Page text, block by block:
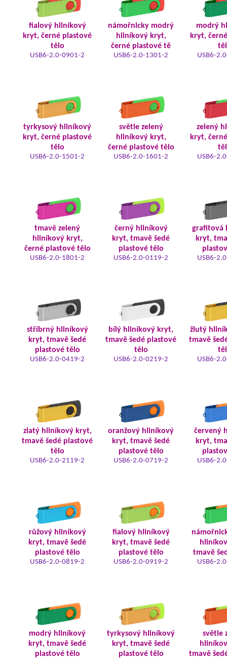
fialový hliníkový
kryt, černé plastové
tělo
USB6-2.0-0901-2
námořnicky modrý
hliníkový kryt,
černé plastové tě
USB6-2.0-1301-2
modrý
kryt,
USB6-
tyrkysový hliníkový
kryt, černé plastové
tělo
USB6-2.0-1501-2
světle zelený
hliníkový kryt,
černé plastové tělo
USB6-2.0-1601-2
zelený
kryt,
USB6-
tmavě zelený
hliníkový kryt,
černé plastové tělo
USB6-2.0-1801-2
černý hliníkový
kryt, tmavě šedé
plastové tělo
USB6-2.0-0119-2
grafitová
kryt,
USB6-
stříbrný hliníkový
kryt, tmavě šedé
plastové tělo
USB6-2.0-0419-2
bílý hliníkový kryt,
tmavě šedé plastové
tělo
USB6-2.0-0219-2
žlutý
tmavě
USB6-
zlatý hliníkový kryt,
tmavě šedé plastové
tělo
USB6-2.0-2119-2
oranžový hliníkový
kryt, tmavě šedé
plastové tělo
USB6-2.0-0719-2
červený
kryt,
USB6-
růžový hliníkový
kryt, tmavě šedé
plastové tělo
USB6-2.0-0819-2
fialový hliníkový
kryt, tmavě šedé
plastové tělo
USB6-2.0-0919-2
tmavě
USB6-
modrý hliníkový
kryt, tmavě šedé
plastové tělo
tyrkysový hliníkový
kryt, tmavě šedé
plastové tělo
světle
tmavě